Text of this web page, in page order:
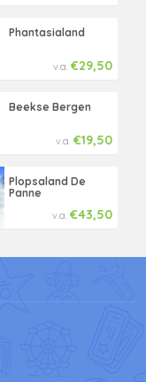
Phantasialand
v.a.€29,50
Beekse Bergen
v.a.€19,50
Plopsaland De
Panne
v.a.€43,50